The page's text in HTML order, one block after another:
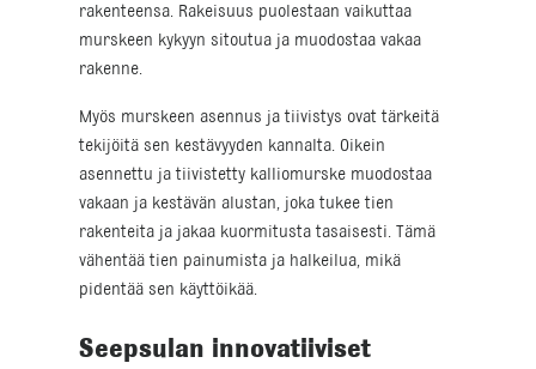
rakenteensa. Rakeisuus puolestaan vaikuttaa
murskeen kykyyn sitoutua ja muodostaa vakaa
rakenne.
Myös murskeen asennus ja tiivistys ovat tärkeitä
tekijöitä sen kestävyyden kannalta. Oikein
asennettu ja tiivistetty kalliomurske muodostaa
vakaan ja kestävän alustan, joka tukee tien
rakenteita ja jakaa kuormitusta tasaisesti. Tämä
vähentää tien painumista ja halkeilua, mikä
pidentää sen käyttöikää.
Seepsulan innovatiiviset